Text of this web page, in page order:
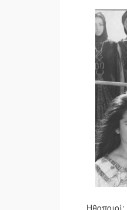
Ηθοποιοί: